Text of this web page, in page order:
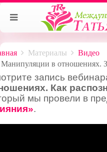
Материалы
Видео
Манипуляции в отношениях.
запись
Как
мы провели в
».